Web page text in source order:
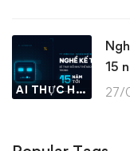
AI THỰC HÀNH
15
27/